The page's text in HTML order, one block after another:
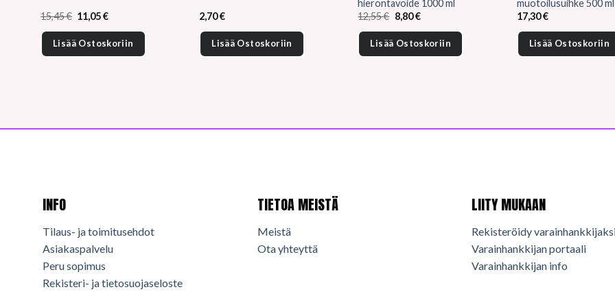
15,45€ Alkuperäinen
hinta
oli:
15,45 €.
11,05€Nykyinen
on:
11,05 €.
Lisää Ostoskoriin
2,70€
Lisää Ostoskoriin
hierontavoide 1000 ml
12,55€ Alkuperäinen
hinta
oli:
12,55 €.
8,80€Nykyinen
on:
8,80 €.
Lisää Ostoskoriin
muotoilusuihke 500 ml
17,30€
Lisää Ostoskoriin
INFO
Tilaus- ja toimitusehdot
Asiakaspalvelu
Peru sopimus
Rekisteri- ja tietosuojaseloste
TIETOA MEISTÄ
Meistä
Ota yhteyttä
LIITY MUKAAN
Rekisteröidy
Varainhankkijan portaali
Varainhankkijan info